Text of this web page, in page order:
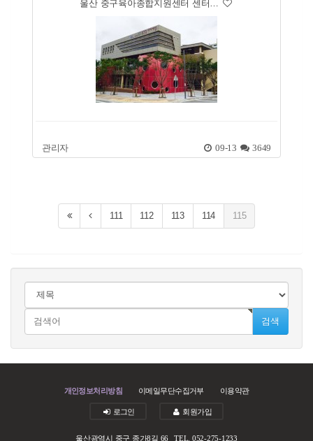
울산 중구육아종합지원센터 센터…
관리자 09-13 3649
111 112 113 114 115
검색
개인정보처리방침 이메일무단수집거부 이용약관
로그인 회원가입
울산광역시 중구 종가8길 66TEL. 052-275-1233